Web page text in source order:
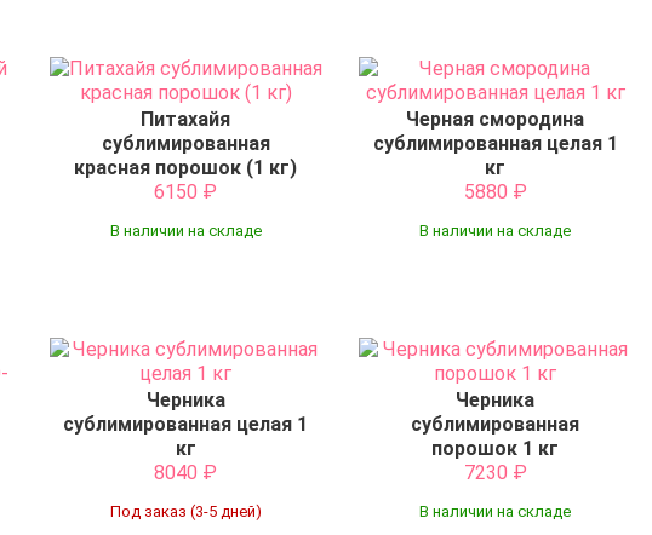
Питахайя
сублимированная
красная порошок (1 кг)
6150 ₽
В наличии на складе
Черная смородина
сублимированная целая 1
кг
5880 ₽
В наличии на складе
Черника
сублимированная целая 1
кг
8040 ₽
Под заказ (3-5 дней)
Черника
сублимированная
порошок 1 кг
7230 ₽
В наличии на складе